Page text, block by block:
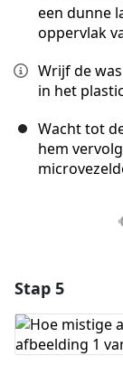
een dunne
oppervlak
Wrijf de
in het
Wacht tot
hem
Voeg
Stap 5